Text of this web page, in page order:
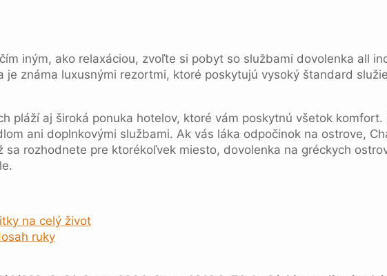
iným, ako relaxáciou, zvoľte si pobyt so službami dovolenka all
je známa luxusnými rezortmi, ktoré poskytujú vysoký štandard
pláží aj široká ponuka hotelov, ktoré vám poskytnú všetok komfort.
ani doplnkovými službami. Ak vás láka odpočinok na ostrove,
rozhodnete pre ktorékoľvek miesto, dovolenka na gréckych
na celý život
ruky